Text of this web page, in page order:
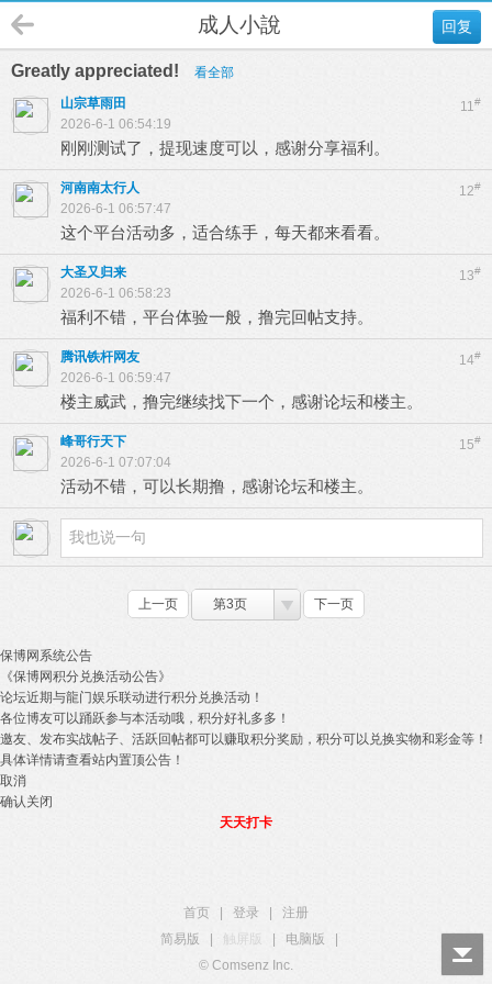
回复
成人小說
Greatly appreciated! 看全部
11#
山宗草雨田
2026-6-1 06:54:19
刚刚测试了，提现速度可以，感谢分享福利。
12#
河南南太行人
2026-6-1 06:57:47
这个平台活动多，适合练手，每天都来看看。
13#
大圣又归来
2026-6-1 06:58:23
福利不错，平台体验一般，撸完回帖支持。
14#
腾讯铁杆网友
2026-6-1 06:59:47
楼主威武，撸完继续找下一个，感谢论坛和楼主。
15#
峰哥行天下
2026-6-1 07:07:04
活动不错，可以长期撸，感谢论坛和楼主。
上一页 第3页 下一页
保博网系统公告
《保博网积分兑换活动公告》
论坛近期与龍门娱乐联动进行积分兑换活动！
各位博友可以踊跃参与本活动哦，积分好礼多多！
邀友、发布实战帖子、活跃回帖都可以赚取积分奖励，积分可以兑换实物和彩金等！
具体详情请查看站内置顶公告！
取消
确认关闭
天天打卡
首页 登录
注册
简易版
触屏版 电脑版
© Comsenz Inc.